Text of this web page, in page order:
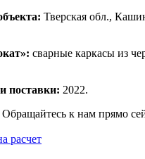
Тверская обл.,
сварные каркасы из
поставки: 2022.
Обращайтесь к нам прямо
расчет